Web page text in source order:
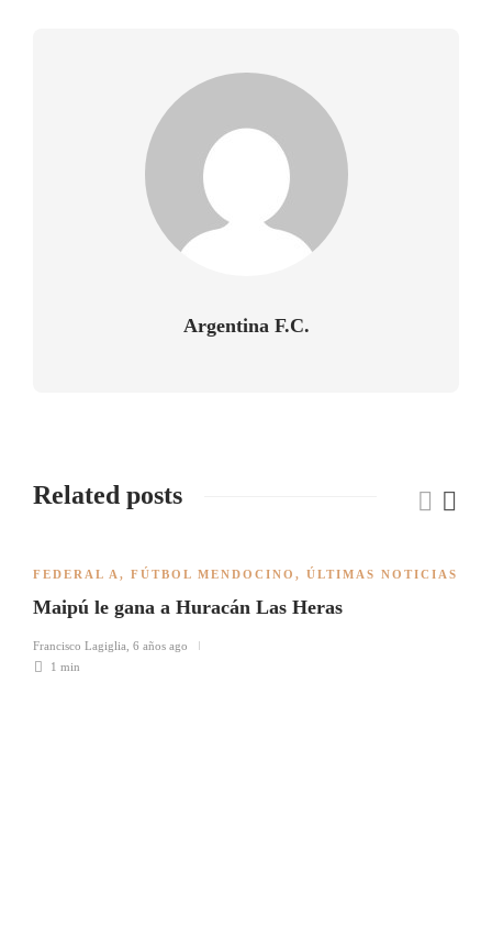
Argentina F.C.
Related posts
FEDERAL A , FÚTBOL MENDOCINO , ÚLTIMAS NOTICIAS
Maipú le gana a Huracán Las Heras
Francisco Lagiglia 6 años ago
1 min